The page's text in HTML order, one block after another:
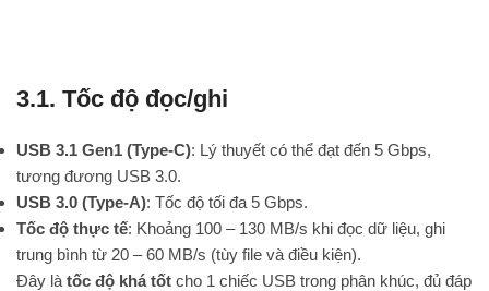
3.1. Tốc độ đọc/ghi
USB 3.1 Gen1 (Type-C): Lý thuyết có thể đạt đến 5 Gbps,
tương đương USB 3.0.
USB 3.0 (Type-A): Tốc độ tối đa 5 Gbps.
Tốc độ thực tế: Khoảng 100 – 130 MB/s khi đọc dữ liệu, ghi
trung bình từ 20 – 60 MB/s (tùy file và điều kiện).
Đây là tốc độ khá tốt cho 1 chiếc USB trong phân khúc, đủ đáp